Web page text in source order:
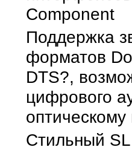
Component
Поддержка
форматов
DTS?,
цифрового
Стильный